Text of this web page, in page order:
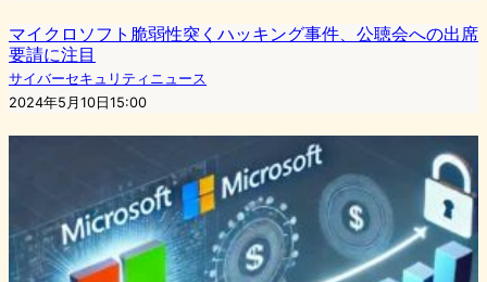
マイクロソフト脆弱性突くハッキング事件、公聴会への出席
要請に注目
サイバーセキュリティニュース
2024年5月10日15:00